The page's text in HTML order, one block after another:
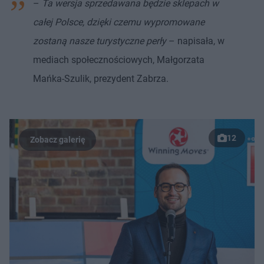
– Ta wersja sprzedawana będzie sklepach w
całej Polsce, dzięki czemu wypromowane
zostaną nasze turystyczne perły – napisała, w
mediach społecznościowych, Małgorzata
Mańka-Szulik, prezydent Zabrza.
12